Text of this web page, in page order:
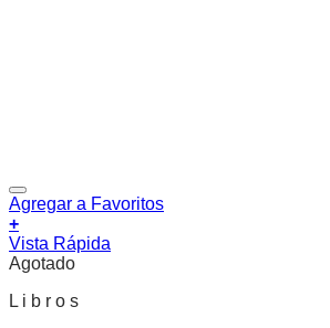
Agregar a Favoritos
+
Vista Rápida
Agotado
L i b r o s